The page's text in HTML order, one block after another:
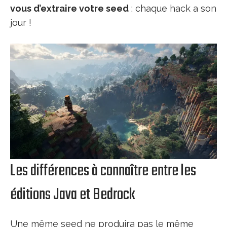
vous d’extraire votre seed : chaque hack a son
jour !
Les différences à connaître entre les
éditions Java et Bedrock
Une même seed ne produira pas le même